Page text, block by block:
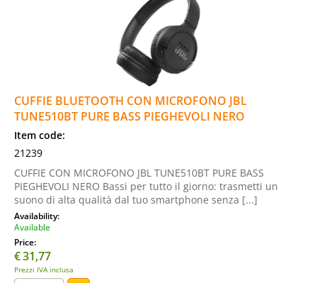
CUFFIE BLUETOOTH CON MICROFONO JBL
TUNE510BT PURE BASS PIEGHEVOLI NERO
Item code:
21239
CUFFIE CON MICROFONO JBL TUNE510BT PURE BASS
PIEGHEVOLI NERO Bassi per tutto il giorno: trasmetti un
suono di alta qualità dal tuo smartphone senza [...]
Availability:
Available
Price:
€31,77
Prezzi IVA inclusa